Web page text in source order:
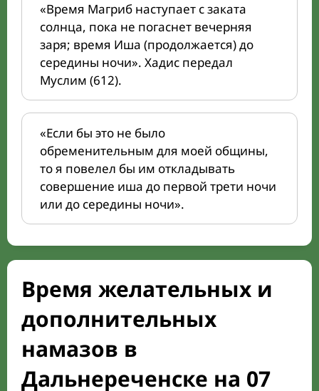
«Время Магриб наступает с заката
солнца, пока не погаснет вечерняя
заря; время Иша (продолжается) до
середины ночи». Хадис передал
Муслим (612).
«Если бы это не было
обременительным для моей общины,
то я повелел бы им откладывать
совершение иша до первой трети ночи
или до середины ночи».
Время желательных и
дополнительных
намазов в
Дальнереченске на 07